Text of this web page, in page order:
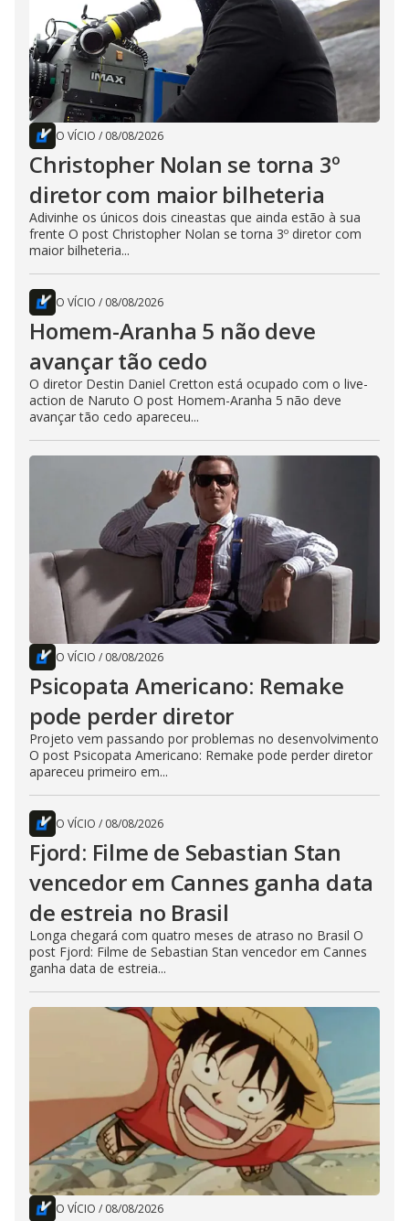
O VÍCIO / 08/08/2026
Christopher Nolan se torna 3º
diretor com maior bilheteria
Adivinhe os únicos dois cineastas que ainda estão à sua
frente O post Christopher Nolan se torna 3º diretor com
maior bilheteria...
O VÍCIO / 08/08/2026
Homem-Aranha 5 não deve
avançar tão cedo
O diretor Destin Daniel Cretton está ocupado com o live-
action de Naruto O post Homem-Aranha 5 não deve
avançar tão cedo apareceu...
O VÍCIO / 08/08/2026
Psicopata Americano: Remake
pode perder diretor
Projeto vem passando por problemas no desenvolvimento
O post Psicopata Americano: Remake pode perder diretor
apareceu primeiro em...
O VÍCIO / 08/08/2026
Fjord: Filme de Sebastian Stan
vencedor em Cannes ganha data
de estreia no Brasil
Longa chegará com quatro meses de atraso no Brasil O
post Fjord: Filme de Sebastian Stan vencedor em Cannes
ganha data de estreia...
O VÍCIO / 08/08/2026